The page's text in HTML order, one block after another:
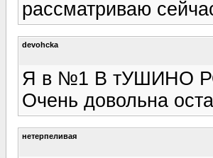
рассматриваю
devohcka
Я в №1 В тУШИНО
Очень довольна
нетерпеливая